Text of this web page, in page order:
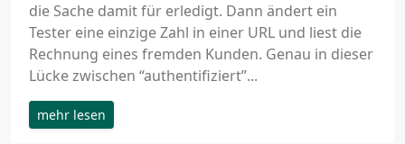
die Sache damit für erledigt. Dann ändert ein
Tester eine einzige Zahl in einer URL und liest die
Rechnung eines fremden Kunden. Genau in dieser
Lücke zwischen “authentifiziert”...
mehr lesen